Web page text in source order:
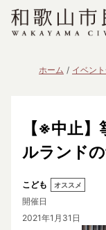
ホーム イベン
【※中止
ルランド
こども オススメ
開催日
2021年1月31日